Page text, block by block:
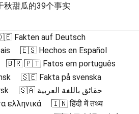
甜瓜的39个事实
Fakten auf Deutsch
🇪🇸 Hechos en Español
🇧🇷 🇵🇹 Fatos em português
🇸🇪 Fakta på svenska
🇸🇦 حقائق باللغة العربية
ελληνικά
🇮🇳 हिंदी में तथ्य